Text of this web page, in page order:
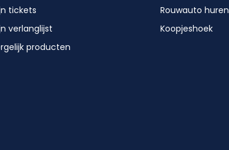
tickets
verlanglijst
producten
Rouwauto huren
Koopjeshoek